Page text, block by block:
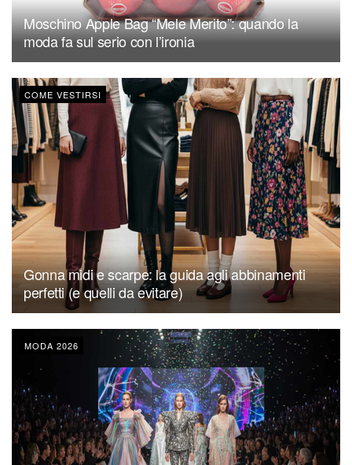
Moschino Apple Bag “Mele Merito”: quando la
moda fa sul serio con l’ironia
COME VESTIRSI
Gonna midi e scarpe: la guida agli abbinamenti
perfetti (e quelli da evitare)
MODA 2026